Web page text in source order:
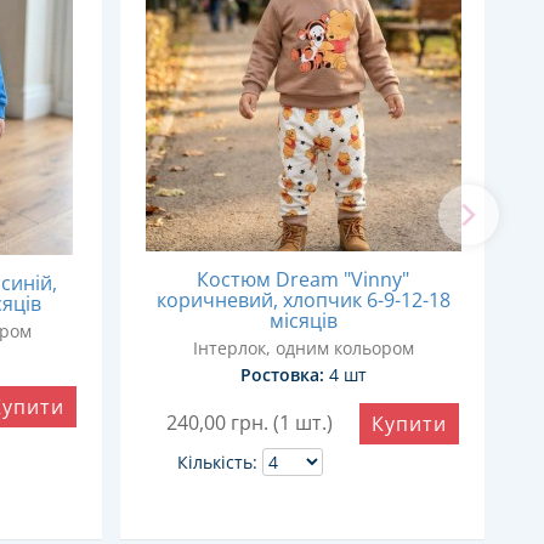
Костюм Dream "Vinny"
коричневий, хлопчик 6-9-12-18
місяців
Інтерлок, одним кольором
Ростовка: 4 шт
240,00 грн. (1 шт.)
Кількість:
Купити